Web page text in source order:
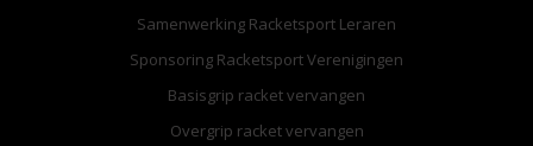
Samenwerking Racketsport Leraren
Sponsoring Racketsport Verenigingen
Basisgrip racket vervangen
Overgrip racket vervangen